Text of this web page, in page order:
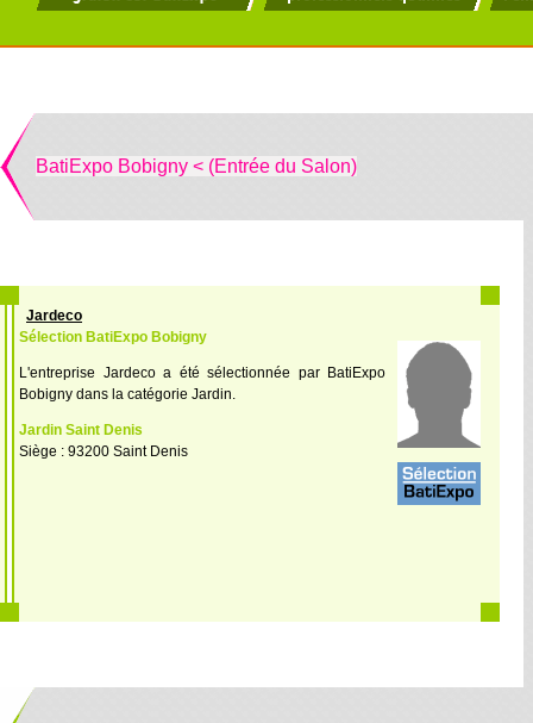
BatiExpo Bobigny < (Entrée du Salon)
Jardeco
Sélection BatiExpo Bobigny
L'entreprise Jardeco a été sélectionnée par BatiExpo
Bobigny dans la catégorie Jardin.
Jardin Saint Denis
Siège : 93200 Saint Denis